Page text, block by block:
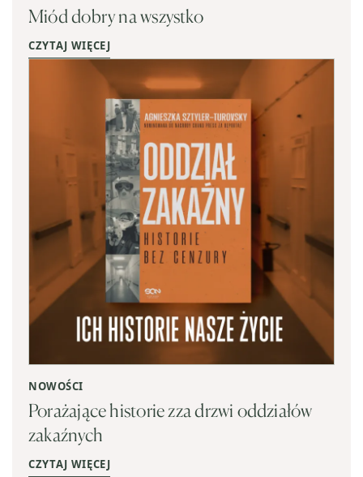
Miód dobry na wszystko
CZYTAJ WIĘCEJ
NOWOŚCI
Porażające historie zza drzwi oddziałów
zakaźnych
CZYTAJ WIĘCEJ